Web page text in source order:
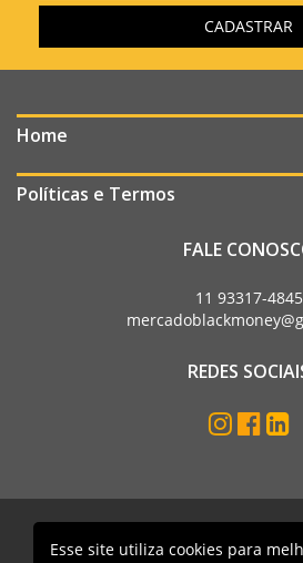
Home
Políticas e Termos
FALE
11 93317-4845
REDES
Mercado Black Money. Todos os
Esse site utiliza cookies para